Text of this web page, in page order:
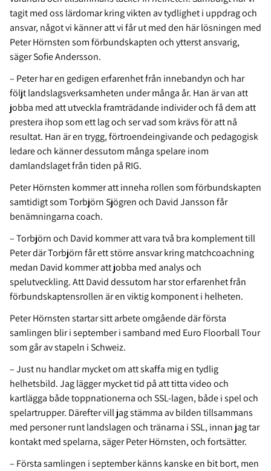
tagit med oss lärdomar kring vikten av tydlighet i uppdrag och
ansvar, något vi känner att vi får ut med den här lösningen med
Peter Hörnsten som förbundskapten och ytterst ansvarig,
säger Sofie Andersson.
– Peter har en gedigen erfarenhet från innebandyn och har
följt landslagsverksamheten under många år. Han är van att
jobba med att utveckla framträdande individer och få dem att
prestera ihop som ett lag och ser vad som krävs för att nå
resultat. Han är en trygg, förtroendeingivande och pedagogisk
ledare och känner dessutom många spelare inom
damlandslaget från tiden på RIG.
Peter Hörnsten kommer att inneha rollen som förbundskapten
samtidigt som Torbjörn Sjögren och David Jansson får
benämningarna coach.
– Torbjörn och David kommer att vara två bra komplement till
Peter där Torbjörn får ett större ansvar kring matchcoachning
medan David kommer att jobba med analys och
spelutveckling. Att David dessutom har stor erfarenhet från
förbundskaptensrollen är en viktig komponent i helheten.
Peter Hörnsten startar sitt arbete omgående där första
samlingen blir i september i samband med Euro Floorball Tour
som går av stapeln i Schweiz.
– Just nu handlar mycket om att skaffa mig en tydlig
helhetsbild. Jag lägger mycket tid på att titta video och
kartlägga både toppnationerna och SSL-lagen, både i spel och
spelartrupper. Därefter vill jag stämma av bilden tillsammans
med personer runt landslagen och tränarna i SSL, innan jag tar
kontakt med spelarna, säger Peter Hörnsten, och fortsätter.
– Första samlingen i september känns kanske en bit bort, men